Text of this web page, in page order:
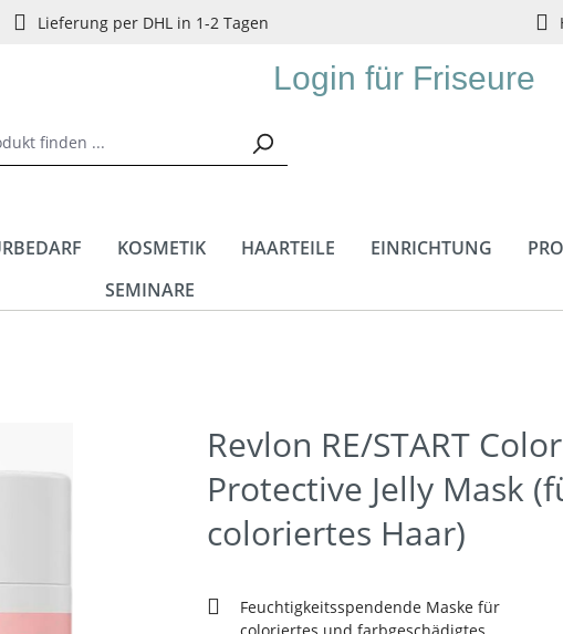
Lieferung per DHL in 1-2 Tagen
Login für Friseure
KOSMETIK HAARTEILE EINRICHTUNG
SEMINARE
Revlon RE/START Color
Protective Jelly Mask
coloriertes Haar)
Feuchtigkeitsspendende Maske für